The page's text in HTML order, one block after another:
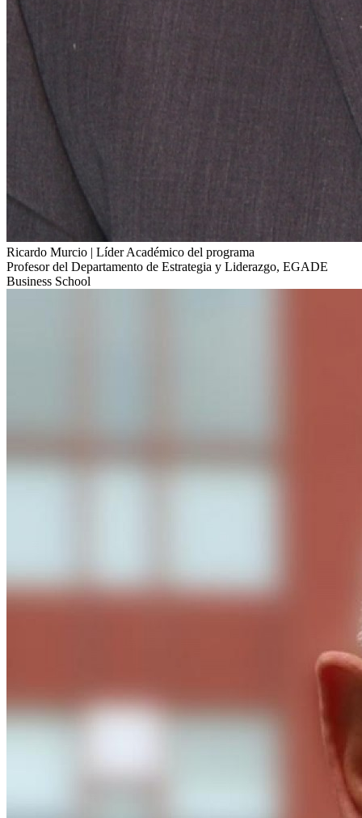
Ricardo Murcio | Líder Académico del programa
Profesor del Departamento de Estrategia y Liderazgo, EGADE
Business School